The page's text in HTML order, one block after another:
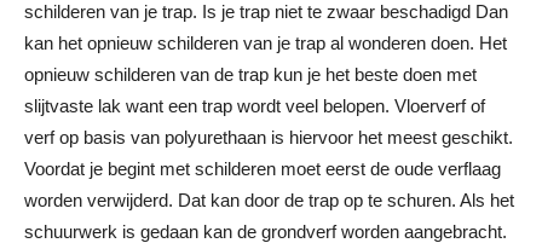
schilderen van je trap. Is je trap niet te zwaar beschadigd Dan
kan het opnieuw schilderen van je trap al wonderen doen. Het
opnieuw schilderen van de trap kun je het beste doen met
slijtvaste lak want een trap wordt veel belopen. Vloerverf of
verf op basis van polyurethaan is hiervoor het meest geschikt.
Voordat je begint met schilderen moet eerst de oude verflaag
worden verwijderd. Dat kan door de trap op te schuren. Als het
schuurwerk is gedaan kan de grondverf worden aangebracht.